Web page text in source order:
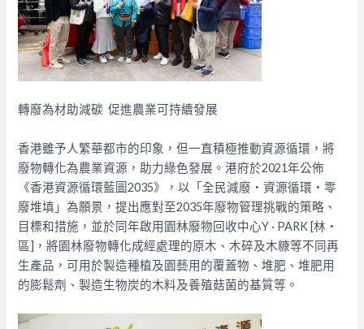
轉廢為材助減碳 促進農業可持續發展
香港雖予人繁華都市的印象，但一直積極推動資源循環，將
廢物轉化為農業資源，助力綠色發展。港府於2021年公佈
《香港資源循環藍圖2035》，以「全民減廢‧資源循環‧零
廢堆填」為願景，提出應對至2035年廢物管理挑戰的策略、
目標和措施，並於同年啟用園林廢物回收中心Y · PARK [林‧
區]，將園林廢物轉化成經處理的原木、木碎及木糠等不同再
生產品，可用於製造種植及園藝用的覆蓋物、堆肥、堆肥用
的膨鬆劑、製造生物炭的木料及養殖菇菌的基質等。